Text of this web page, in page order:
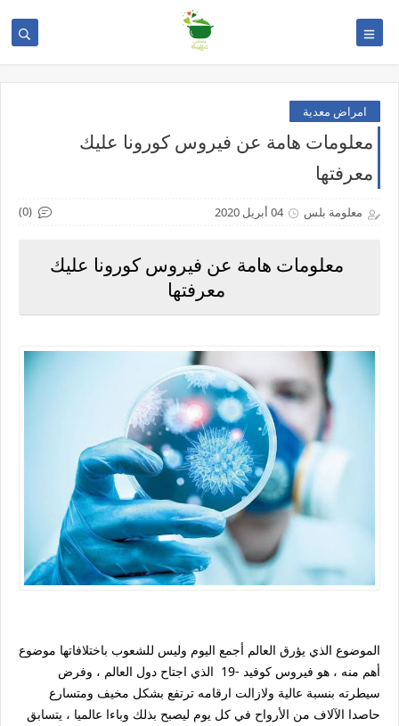
امراض معدية
معلومات هامة عن فيروس كورونا عليك
معرفتها
معلومة بلس 04 أبريل 2020 (0)
معلومات هامة عن فيروس كورونا عليك
معرفتها
الموضوع الذي يؤرق العالم أجمع اليوم وليس للشعوب باختلافاتها موضوع
أهم منه ، هو فيروس كوفيد -19 الذي اجتاح دول العالم ، وفرض
سيطرته بنسبة عالية ولازالت ارقامه ترتفع بشكل مخيف ومتسارع
حاصدا الآلاف من الأرواح في كل يوم ليصبح بذلك وباءا عالميا ، يتسابق